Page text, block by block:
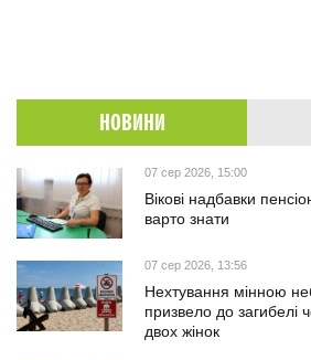
НОВИНИ
07 сер 2026, 15:00
Вікові надбавки
варто знати
07 сер 2026, 13:56
Нехтування мінною
призвело до загибелі
двох жінок